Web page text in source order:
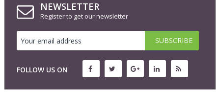
NEWSLETTER
Register to get our newsletter
FOLLOW US ON